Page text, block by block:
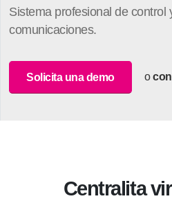
Sistema profesional de control
comunicaciones.
Solicita una demo o
Centralita